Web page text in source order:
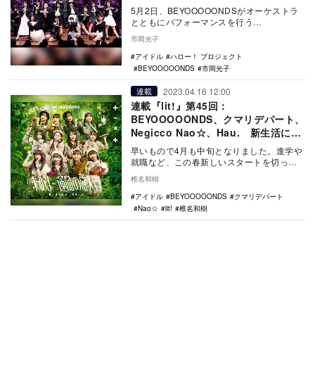
5月2日、BEYOOOOONDSがオーケストラ
とともにパフォーマンスを行う
『BEYOOOOOPHONIC』が東京芸術劇場に
て開催…
市岡光子
アイドル
ハロー！ プロジェクト
BEYOOOOONDS
市岡光子
連載 2023.04.16 12:00
連載『lit!』第45回：
BEYOOOOONDS、クマリデパート、
Negicco Nao☆、Hau. 新生活に聴
きたいアイドルソング
早いもので4月も中旬となりました。進学や
就職など、この春新しいスタートを切った
うか。そこで…
椎名和樹
アイドル
BEYOOOOONDS
クマリデパート
Nao☆
lit! 椎名和樹